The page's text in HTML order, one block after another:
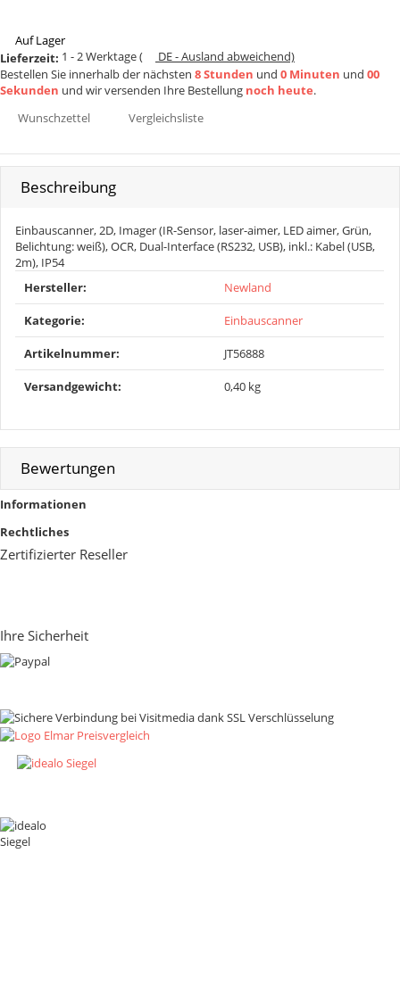
Auf Lager
Lieferzeit: 1 - 2 Werktage(
DE - Ausland abweichend)
Bestellen Sie innerhalb der nächsten 8 Stunden und 0 Minuten und 00
Sekunden und wir versenden Ihre Bestellung noch heute.
Wunschzettel
Vergleichsliste
Beschreibung
Einbauscanner, 2D, Imager (IR-Sensor, laser-aimer, LED aimer, Grün,
Belichtung: weiß), OCR, Dual-Interface (RS232, USB), inkl.: Kabel (USB,
2m), IP54
Produkteigenschaft
Wert
Hersteller: Newland
Kategorie: Einbauscanner
Artikelnummer: JT56888
Versandgewicht‍: 0,40 kg
Bewertungen
Informationen
Rechtliches
Zertifizierter Reseller
Ihre Sicherheit